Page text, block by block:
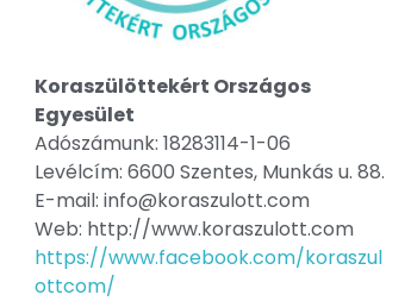
Koraszülöttekért Országos
Egyesület
Adószámunk: 18283114-1-06
Levélcím: 6600 Szentes, Munkás u. 88.
E-mail: info@koraszulott.com
Web: http://www.koraszulott.com
https://www.facebook.com/koraszul
ottcom/